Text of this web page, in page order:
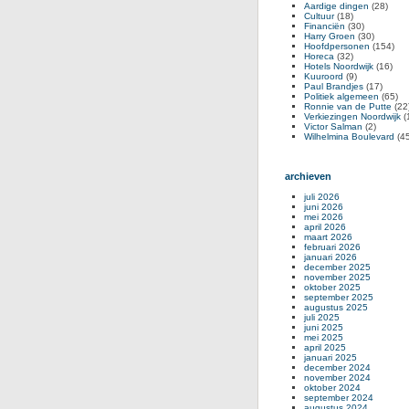
Aardige dingen (28)
Cultuur(18)
Financiën (30)
Harry Groen (30)
Hoofdpersonen (154)
Horeca (32)
Hotels Noordwijk (16)
Kuuroord (9)
Paul Brandjes (17)
Politiek algemeen (65)
Ronnie van de Putte
Verkiezingen Noordwijk
Victor Salman (2)
Wilhelmina Boulevard
archieven
juli 2026
juni 2026
mei 2026
april 2026
maart 2026
februari 2026
januari 2026
december 2025
november 2025
oktober 2025
september 2025
augustus 2025
juli 2025
juni 2025
mei 2025
april 2025
januari 2025
december 2024
november 2024
oktober 2024
september 2024